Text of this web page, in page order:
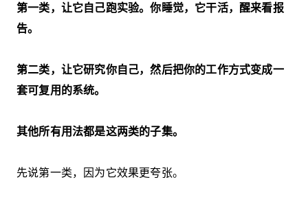
第一类，让它自己跑实验。你睡觉，它干活，醒来看报
告。
第二类，让它研究你自己，然后把你的工作方式变成一
套可复用的系统。
其他所有用法都是这两类的子集。
先说第一类，因为它效果更夸张。